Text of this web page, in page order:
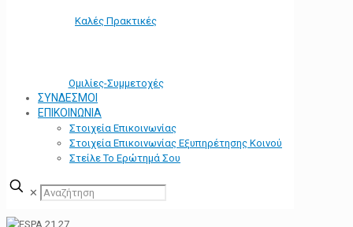
Καλές Πρακτικές
Ομιλίες-Συμμετοχές
ΣΥΝΔΕΣΜΟΙ
ΕΠΙΚΟΙΝΩΝΙΑ
Στοιχεία Επικοινωνίας
Στοιχεία Επικοινωνίας Εξυπηρέτησης Κοινού
Στείλε Το Ερώτημά Σου
✕